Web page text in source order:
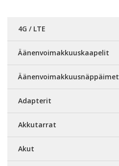
4G / LTE
Äänenvoimakkuuskaapelit
Äänenvoimakkuusnäppäimet
Adapterit
Akkutarrat
Akut